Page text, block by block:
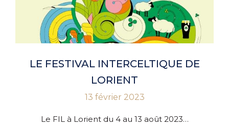
LE FESTIVAL INTERCELTIQUE DE
LORIENT
13 février 2023
Le FIL à Lorient du 4 au 13 août 2023…